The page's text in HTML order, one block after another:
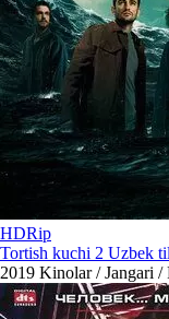
HDRip
Tortish kuchi 2 Uzbek
2019 Kinolar / Jangari /